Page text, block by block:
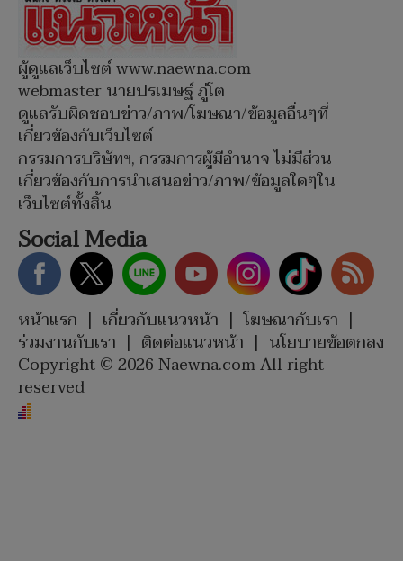
ผู้ดูแลเว็บไซต์ www.naewna.com
webmaster นายปรเมษฐ์ ภู่โต
ดูแลรับผิดชอบข่าว/ภาพ/โฆษณา/ข้อมูลอื่นๆที่
เกี่ยวข้องกับเว็บไซต์
กรรมการบริษัทฯ, กรรมการผู้มีอำนาจ ไม่มีส่วน
เกี่ยวข้องกับการนำเสนอข่าว/ภาพ/ข้อมูลใดๆใน
เว็บไซต์ทั้งสิ้น
Social Media
หน้าแรก | เกี่ยวกับแนวหน้า | โฆษณากับเรา |
ร่วมงานกับเรา | ติดต่อแนวหน้า | นโยบายข้อตกลง
Copyright © 2026 Naewna.com All right
reserved